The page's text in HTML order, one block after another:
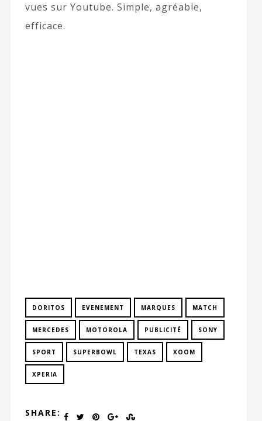
vues sur Youtube. Simple, agréable,
efficace.
DORITOS EVENEMENT MARQUES MATCH
MERCEDES MOTOROLA PUBLICITÉ SONY
SPORT SUPERBOWL TEXAS XOOM
XPERIA
SHARE: